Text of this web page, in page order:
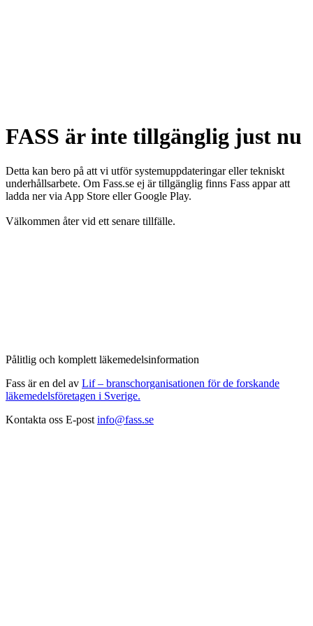
FASS är inte tillgänglig just nu
Detta kan bero på att vi utför systemuppdateringar eller tekniskt
underhållsarbete. Om Fass.se ej är tillgänglig finns Fass appar att
ladda ner via App Store eller Google Play.
Välkommen åter vid ett senare tillfälle.
Pålitlig och komplett läkemedelsinformation
Fass är en del av Lif – branschorganisationen för de forskande
läkemedelsföretagen i Sverige.
Kontakta oss E-post info@fass.se